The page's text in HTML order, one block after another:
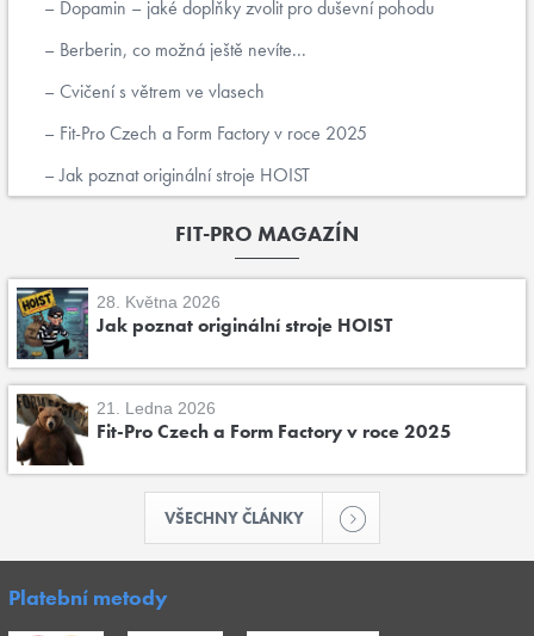
Dopamin – jaké doplňky zvolit pro duševní pohodu
Berberin, co možná ještě nevíte...
Cvičení s větrem ve vlasech
Fit-Pro Czech a Form Factory v roce 2025
Jak poznat originální stroje HOIST
FIT-PRO MAGAZÍN
28. Května 2026
Jak poznat originální stroje HOIST
21. Ledna 2026
Fit-Pro Czech a Form Factory v roce 2025
VŠECHNY ČLÁNKY
Platební metody